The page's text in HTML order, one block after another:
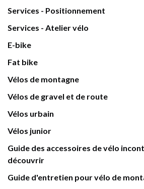
Services - Positionnement
Services - Atelier vélo
E-bike
Fat bike
Vélos de montagne
Vélos de gravel et de route
Vélos urbain
Vélos junior
Guide des accessoires de vélo
découvrir
Guide d'entretien pour vélo de